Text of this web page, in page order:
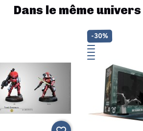
Dans le même univers
-30%